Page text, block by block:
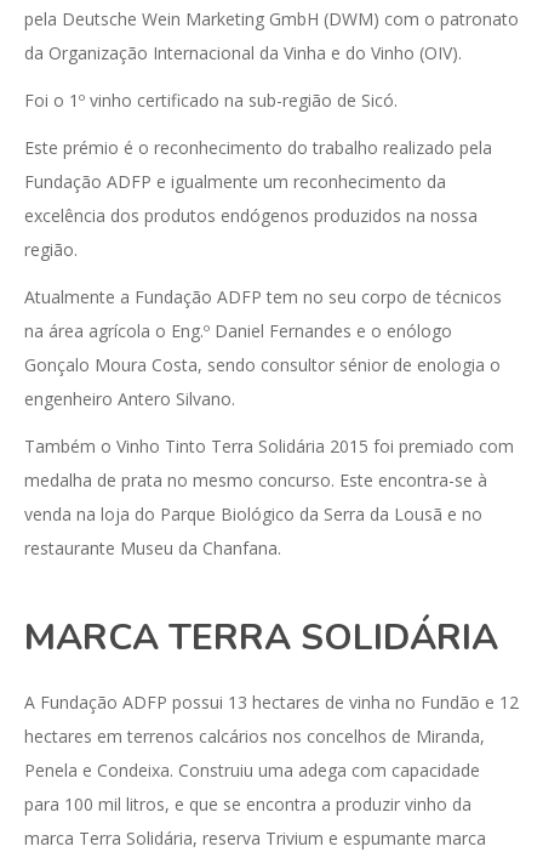
pela Deutsche Wein Marketing GmbH (DWM) com o patronato
da Organização Internacional da Vinha e do Vinho (OIV).
Foi o 1º vinho certificado na sub-região de Sicó.
Este prémio é o reconhecimento do trabalho realizado pela
Fundação ADFP e igualmente um reconhecimento da
excelência dos produtos endógenos produzidos na nossa
região.
Atualmente a Fundação ADFP tem no seu corpo de técnicos
na área agrícola o Eng.º Daniel Fernandes e o enólogo
Gonçalo Moura Costa, sendo consultor sénior de enologia o
engenheiro Antero Silvano.
Também o Vinho Tinto Terra Solidária 2015 foi premiado com
medalha de prata no mesmo concurso. Este encontra-se à
venda na loja do Parque Biológico da Serra da Lousã e no
restaurante Museu da Chanfana.
MARCA TERRA SOLIDÁRIA
A Fundação ADFP possui 13 hectares de vinha no Fundão e 12
hectares em terrenos calcários nos concelhos de Miranda,
Penela e Condeixa. Construiu uma adega com capacidade
para 100 mil litros, e que se encontra a produzir vinho da
marca Terra Solidária, reserva Trivium e espumante marca